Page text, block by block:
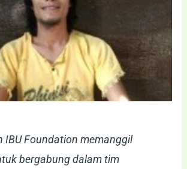
IBU Foundation memanggil
bergabung dalam tim